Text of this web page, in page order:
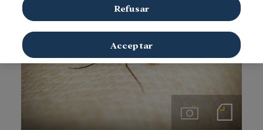
ImágenesNotas de prensa
Refusar
Acceptar